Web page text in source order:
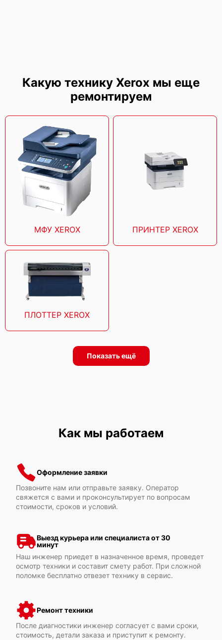
Какую технику Xerox мы еще
ремонтируем
МФУ XEROX ПРИНТЕР XEROX
ПЛОТТЕР XEROX
Показать ещё
Как мы работаем
Оформление заявки
Позвоните нам или отправьте заявку. Оператор
свяжется с вами и проконсультирует по вопросам
стоимости, сроков и условий.
Выезд курьера или специалиста от 30
минут
Наш инженер приедет в назначенное время, проведет
осмотр техники и составит смету работ. При сложной
поломке бесплатно отвезет технику в сервис.
Ремонт техники
После диагностики инженер согласует с вами сроки,
стоимость, детали заказа и приступит к ремонту.